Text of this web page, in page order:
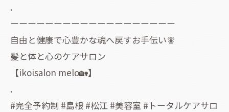
.
ーーーーーーーーーーーーーーーーーーー
自由と健康で心豊かな魂へ戻すお手伝い🧚
髪と体と心のケアサロン
【ikoisalon melo🏡】
.
#完全予約制 #島根 #松江 #美容室 #トータルケアサロ